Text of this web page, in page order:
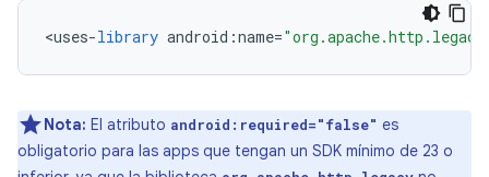
<uses-library android :name=
Nota: El atributo android:required="false" es
obligatorio para las apps que tengan un SDK mínimo de 23 o